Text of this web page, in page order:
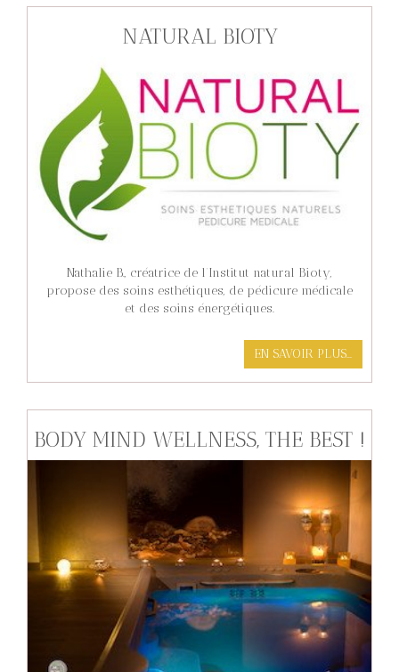
NATURAL BIOTY
Nathalie B., créatrice de l’Institut natural Bioty,
propose des soins esthétiques, de pédicure médicale
et des soins énergétiques.
EN SAVOIR PLUS...
BODY MIND WELLNESS, THE BEST !